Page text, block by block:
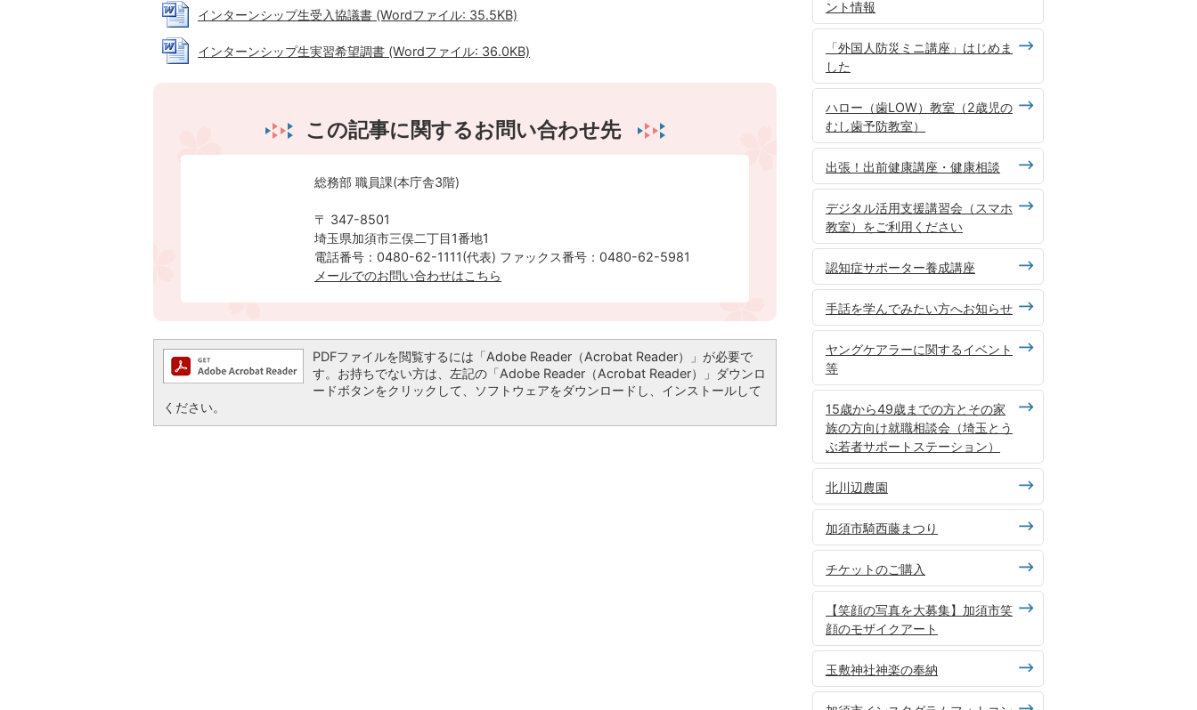
インターンシップ生受入協議書 (Wordファイル: 35.5KB)
インターンシップ生実習希望調書 (Wordファイル: 36.0KB)
この記事に関するお問い合わせ先
総務部 職員課(本庁舎3階)
〒 347-8501
埼玉県加須市三俣二丁目1番地1
電話番号：0480-62-1111(代表) ファックス番号：0480-62-5981
メールでのお問い合わせはこちら
PDFファイルを閲覧するには「Adobe Reader（Acrobat Reader）」が必要で
す。お持ちでない方は、左記の「Adobe Reader（Acrobat Reader）」ダウンロ
ードボタンをクリックして、ソフトウェアをダウンロードし、インストールして
ください。
ント情報
「外国人防災ミニ講座」はじめま
した
ハロー（歯LOW）教室（2歳児の
むし歯予防教室）
出張！出前健康講座・健康相談
デジタル活用支援講習会（スマホ
教室）をご利用ください
認知症サポーター養成講座
手話を学んでみたい方へお知らせ
ヤングケアラーに関するイベント
等
15歳から49歳までの方とその家
族の方向け就職相談会（埼玉とう
ぶ若者サポートステーション）
北川辺農園
加須市騎西藤まつり
チケットのご購入
【笑顔の写真を大募集】加須市笑
顔のモザイクアート
玉敷神社神楽の奉納